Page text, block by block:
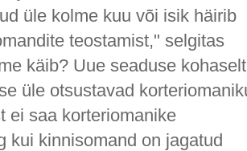
üle kolme kuu või isik häirib
teostamist," selgitas
käib? Uue seaduse kohaselt
üle otsustavad
ei saa korteriomanike
kui kinnisomand on jagatud